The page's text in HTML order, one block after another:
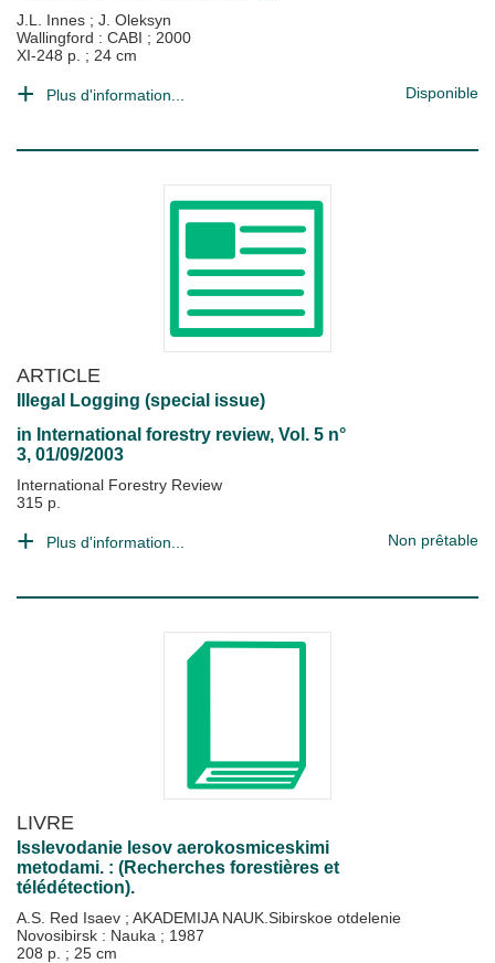
J.L. Innes ; J. Oleksyn
Wallingford : CABI ; 2000
XI-248 p. ; 24 cm
Plus d'information... Disponible
ARTICLE
Illegal Logging (special issue)
in International forestry review, Vol. 5 n°
3, 01/09/2003
International Forestry Review
315 p.
Plus d'information... Non prêtable
LIVRE
Isslevodanie lesov aerokosmiceskimi
metodami. : (Recherches forestières et
télédétection).
A.S. Red Isaev ; AKADEMIJA NAUK.Sibirskoe otdelenie
Novosibirsk : Nauka ; 1987
208 p. ; 25 cm